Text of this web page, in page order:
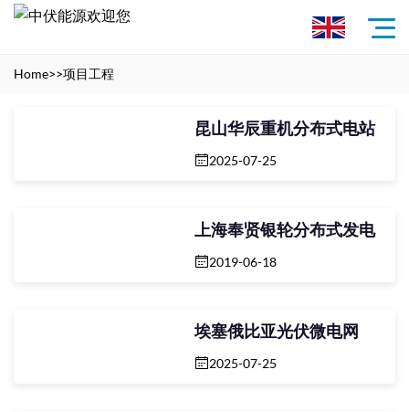
Home>>项目工程
昆山华辰重机分布式电站
2025-07-25
上海奉贤银轮分布式发电
2019-06-18
埃塞俄比亚光伏微电网
2025-07-25